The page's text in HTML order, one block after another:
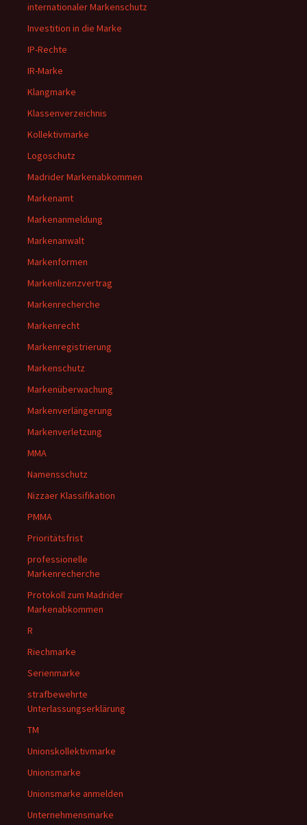
internationaler Markenschutz
Investition in die Marke
IP-Rechte
IR-Marke
Klangmarke
Klassenverzeichnis
Kollektivmarke
Logoschutz
Madrider Markenabkommen
Markenamt
Markenanmeldung
Markenanwalt
Markenformen
Markenlizenzvertrag
Markenrecherche
Markenrecht
Markenregistrierung
Markenschutz
Markenüberwachung
Markenverlängerung
Markenverletzung
MMA
Namensschutz
Nizzaer Klassifikation
PMMA
Prioritätsfrist
professionelle
Markenrecherche
Protokoll zum Madrider
Markenabkommen
R
Riechmarke
Serienmarke
strafbewehrte
Unterlassungserklärung
TM
Unionskollektivmarke
Unionsmarke
Unionsmarke anmelden
Unternehmensmarke